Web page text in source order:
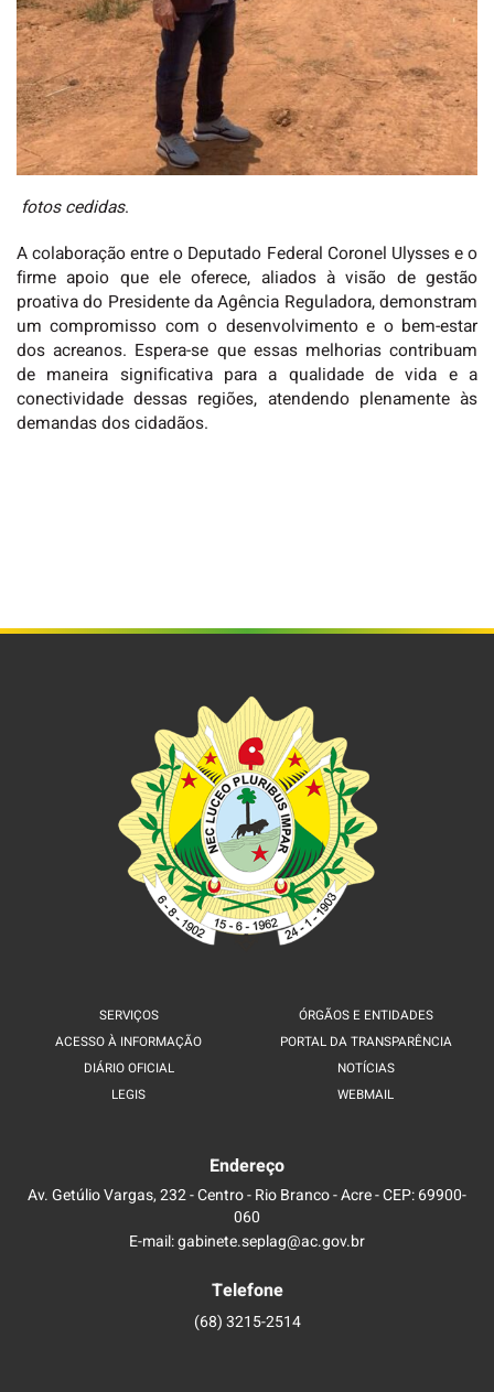
fotos cedidas.
A colaboração entre o Deputado Federal Coronel Ulysses e o
firme apoio que ele oferece, aliados à visão de gestão
proativa do Presidente da Agência Reguladora, demonstram
um compromisso com o desenvolvimento e o bem-estar
dos acreanos. Espera-se que essas melhorias contribuam
de maneira significativa para a qualidade de vida e a
conectividade dessas regiões, atendendo plenamente às
demandas dos cidadãos.
SERVIÇOS
ACESSO À INFORMAÇÃO
DIÁRIO OFICIAL
LEGIS
ÓRGÃOS E ENTIDADES
PORTAL DA TRANSPARÊNCIA
NOTÍCIAS
WEBMAIL
Endereço
Av. Getúlio Vargas, 232 - Centro - Rio Branco - Acre - CEP: 69900-
060
E-mail: gabinete.seplag@ac.gov.br
Telefone
(68) 3215-2514